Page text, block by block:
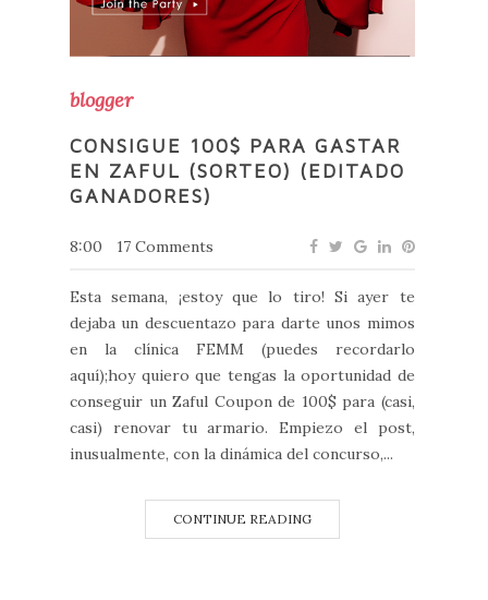
blogger
CONSIGUE 100$ PARA GASTAR
EN ZAFUL (SORTEO) (EDITADO
GANADORES)
8:00 17 Comments
Esta semana, ¡estoy que lo tiro! Si ayer te
dejaba un descuentazo para darte unos mimos
en la clínica FEMM (puedes recordarlo
aquí);hoy quiero que tengas la oportunidad de
conseguir un Zaful Coupon de 100$ para (casi,
casi) renovar tu armario. Empiezo el post,
inusualmente, con la dinámica del concurso,...
CONTINUE READING